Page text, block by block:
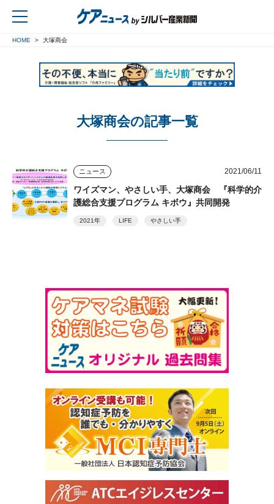
HOME 大塚商会
大塚商会の記事一覧
ニュース 2021/06/11
ワイズマン、やさしい手、大塚商会 『科学的介
護総合支援プログラム キボウ』共同開発
2021年 LIFE やさしい手